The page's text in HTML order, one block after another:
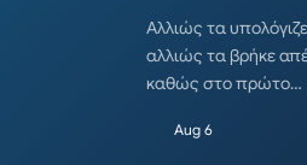
Αλλιώς τα
αλλιώς τα βρήκε
καθώς στο πρώτο…
Aug 6